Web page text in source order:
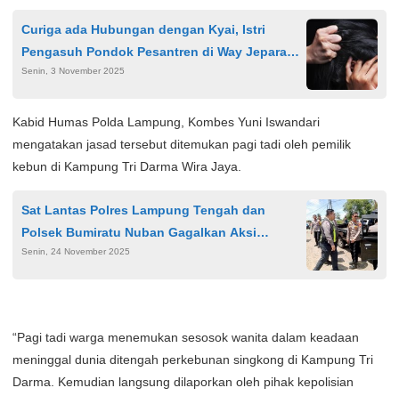
Curiga ada Hubungan dengan Kyai, Istri
Pengasuh Pondok Pesantren di Way Jepara
Aniaya Santriwati
Senin, 3 November 2025
Kabid Humas Polda Lampung, Kombes Yuni Iswandari
mengatakan jasad tersebut ditemukan pagi tadi oleh pemilik
kebun di Kampung Tri Darma Wira Jaya.
Sat Lantas Polres Lampung Tengah dan
Polsek Bumiratu Nuban Gagalkan Aksi
Pencurian Mobil dari Lampung Utara
Senin, 24 November 2025
“Pagi tadi warga menemukan sesosok wanita dalam keadaan
meninggal dunia ditengah perkebunan singkong di Kampung Tri
Darma. Kemudian langsung dilaporkan oleh pihak kepolisian